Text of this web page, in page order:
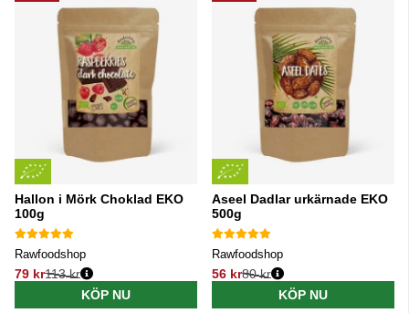
Hallon i Mörk Choklad EKO
100g
Rawfoodshop
79 kr
Ordinarie pris:
113 kr
KÖP NU
Aseel Dadlar urkärnade EKO
500g
Rawfoodshop
56 kr
Ordinarie pris:
80 kr
KÖP NU